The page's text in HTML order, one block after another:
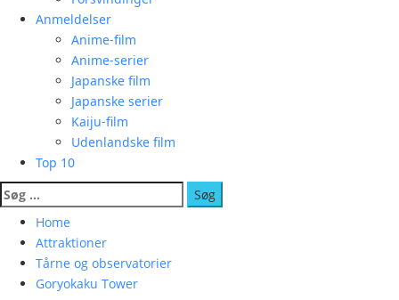
Anmeldelser
Anime-film
Anime-serier
Japanske film
Japanske serier
Kaiju-film
Udenlandske film
Top 10
Søg
efter:
Home
Attraktioner
Tårne og observatorier
Goryokaku Tower